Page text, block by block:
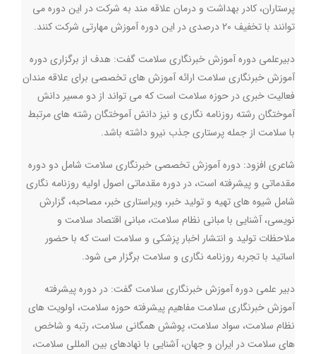
پرستاران، کادر بهداشت و درمان علاقه مند به شرکت در این دوره می
توانند با تخفیف 20 درصدی در این دوره آموزش مهارتی شرکت کنند.
دبیرعلمی دوره آموزش خبرنگاری سلامت گفت: هدف از برگزاری دوره
آموزش خبرنگاری سلامت ارائه آموزش های تخصصی برای علاقه مندان
فعالیت خبری در حوزه سلامت است که می تواند از دو مسیر دانش
آموختگان رشته روزنامه نگاری و نیز دانش آموختگان رشته های مرتبط
با سلامت از جمله پرستاری جذب نیرو داشته باشد.
شاعری افزود: دوره آموزش تخصصی خبرنگاری سلامت شامل دو دوره
مقدماتی و پیشرفته است، در دوره مقدماتی اصول اولیه روزنامه نگاری
شامل شیوه های تهیه و تولید خبر، ویراستاری خبر، مصاحبه، گزارش
نویسی، آشنایی با مبانی نظام سلامت، مبانی اقتصاد سلامت و
ملاحظات تولید و انتشار اخبار پزشکی و سلامت است که با حضور
اساتید با تجربه روزنامه نگاری و سلامت برگزار می شود.
دبیر علمی دوره آموزش خبرنگاری سلامت گفت: در دوره پیشرفته
آموزش خبرنگاری سلامت مفاهیم پیشرفته حوزه سلامت، اولویت های
نظام سلامت، سواد سلامت، پوشش همگانی سلامت، رتبه و شاخص
های سلامت در ایران و جهان، آشنایی با نهادهای بین المللی سلامت،